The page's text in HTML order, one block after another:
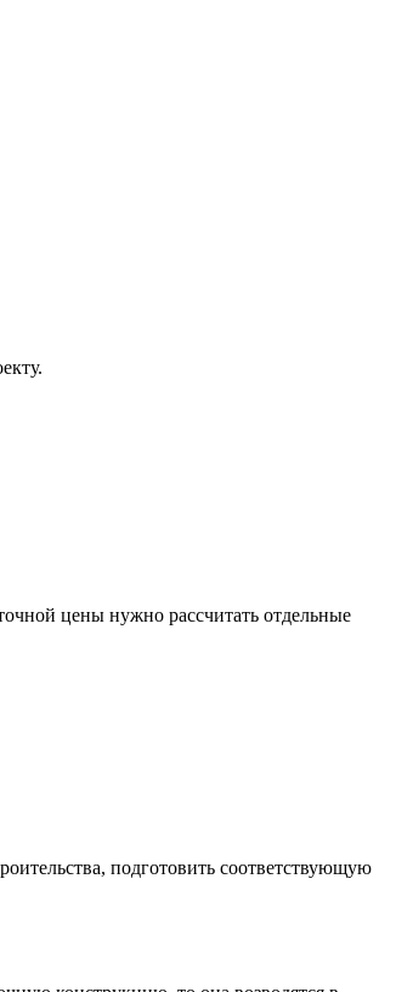
цены нужно рассчитать отдельные
подготовить соответствующую